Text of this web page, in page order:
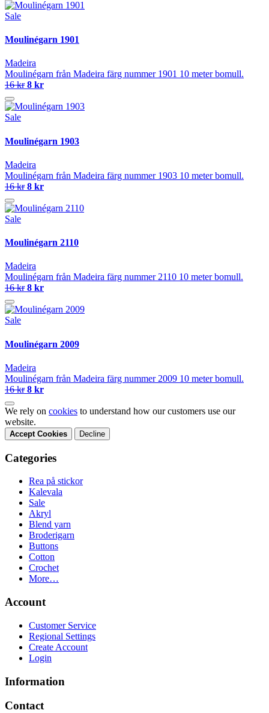
Sale
Moulinégarn 1901
Madeira
Moulinégarn från Madeira färg nummer 1901 10 meter bomull.
16 kr 8 kr
Sale
Moulinégarn 1903
Madeira
Moulinégarn från Madeira färg nummer 1903 10 meter bomull.
16 kr 8 kr
Sale
Moulinégarn 2110
Madeira
Moulinégarn från Madeira färg nummer 2110 10 meter bomull.
16 kr 8 kr
Sale
Moulinégarn 2009
Madeira
Moulinégarn från Madeira färg nummer 2009 10 meter bomull.
16 kr 8 kr
We rely on cookies to understand how our customers use our
website.
Accept Cookies Decline
Categories
Rea på stickor
Kalevala
Sale
Akryl
Blend yarn
Broderigarn
Buttons
Cotton
Crochet
More…
Account
Customer Service
Regional Settings
Create Account
Login
Information
Contact